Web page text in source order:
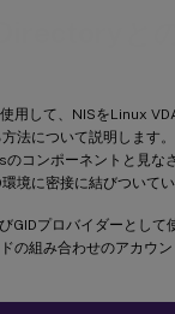
用して、NISをLinux
法について説明します
コンポーネントと見な
境に密接に結びついてい
GIDプロバイダーとして
の組み合わせのアカウ